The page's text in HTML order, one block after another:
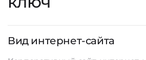
Вид интернет-сайта